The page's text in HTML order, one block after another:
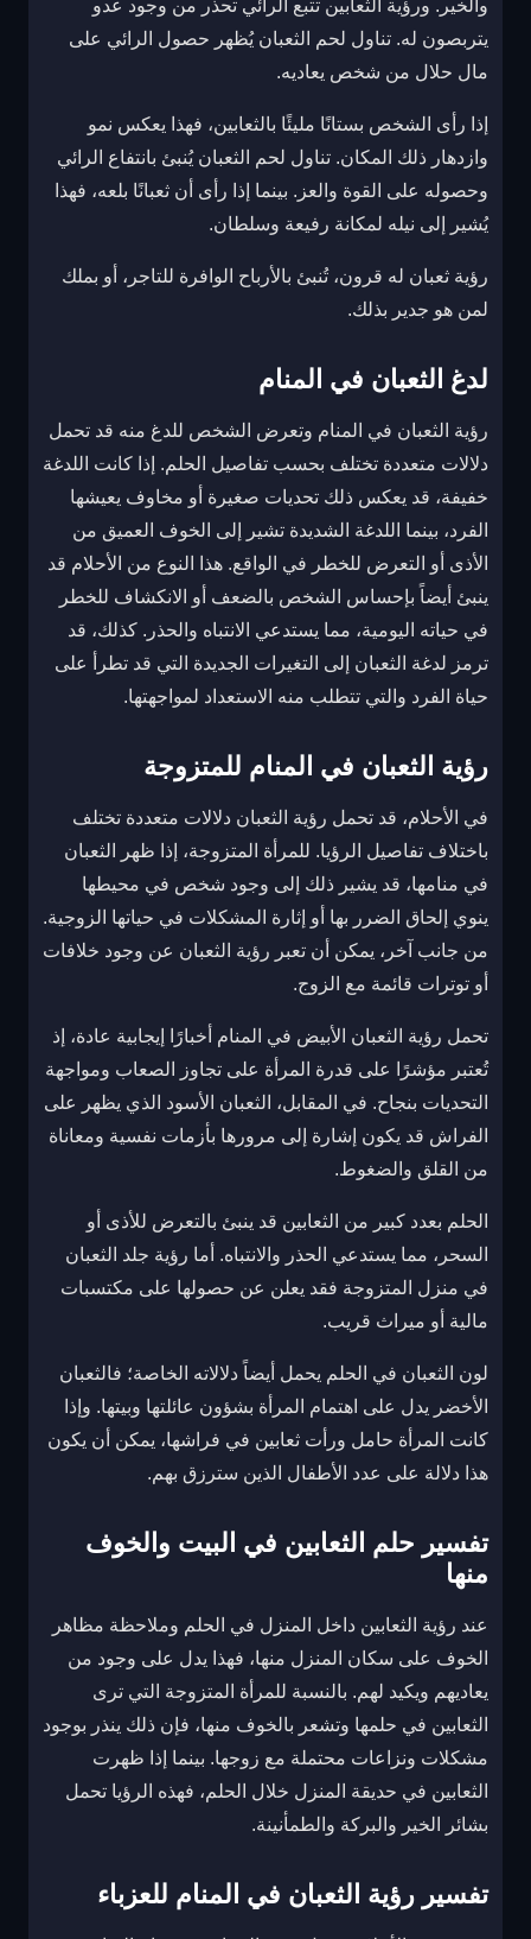
والخير. ورؤية الثعابين تتبع الرائي تحذر من وجود عدو
يتربصون له. تناول لحم الثعبان يُظهر حصول الرائي على
مال حلال من شخص يعاديه.
إذا رأى الشخص بستانًا مليئًا بالثعابين، فهذا يعكس نمو
وازدهار ذلك المكان. تناول لحم الثعبان يُنبئ بانتفاع الرائي
وحصوله على القوة والعز. بينما إذا رأى أن ثعبانًا بلعه، فهذا
يُشير إلى نيله لمكانة رفيعة وسلطان.
رؤية ثعبان له قرون، تُنبئ بالأرباح الوافرة للتاجر، أو بملك
لمن هو جدير بذلك.
لدغ الثعبان في المنام
رؤية الثعبان في المنام وتعرض الشخص للدغ منه قد تحمل
دلالات متعددة تختلف بحسب تفاصيل الحلم. إذا كانت اللدغة
خفيفة، قد يعكس ذلك تحديات صغيرة أو مخاوف يعيشها
الفرد، بينما اللدغة الشديدة تشير إلى الخوف العميق من
الأذى أو التعرض للخطر في الواقع. هذا النوع من الأحلام قد
ينبئ أيضاً بإحساس الشخص بالضعف أو الانكشاف للخطر
في حياته اليومية، مما يستدعي الانتباه والحذر. كذلك، قد
ترمز لدغة الثعبان إلى التغيرات الجديدة التي قد تطرأ على
حياة الفرد والتي تتطلب منه الاستعداد لمواجهتها.
رؤية الثعبان في المنام للمتزوجة
في الأحلام، قد تحمل رؤية الثعبان دلالات متعددة تختلف
باختلاف تفاصيل الرؤيا. للمرأة المتزوجة، إذا ظهر الثعبان
في منامها، قد يشير ذلك إلى وجود شخص في محيطها
ينوي إلحاق الضرر بها أو إثارة المشكلات في حياتها الزوجية.
من جانب آخر، يمكن أن تعبر رؤية الثعبان عن وجود خلافات
أو توترات قائمة مع الزوج.
تحمل رؤية الثعبان الأبيض في المنام أخبارًا إيجابية عادة، إذ
تُعتبر مؤشرًا على قدرة المرأة على تجاوز الصعاب ومواجهة
التحديات بنجاح. في المقابل، الثعبان الأسود الذي يظهر على
الفراش قد يكون إشارة إلى مرورها بأزمات نفسية ومعاناة
من القلق والضغوط.
الحلم بعدد كبير من الثعابين قد ينبئ بالتعرض للأذى أو
السحر، مما يستدعي الحذر والانتباه. أما رؤية جلد الثعبان
في منزل المتزوجة فقد يعلن عن حصولها على مكتسبات
مالية أو ميراث قريب.
لون الثعبان في الحلم يحمل أيضاً دلالاته الخاصة؛ فالثعبان
الأخضر يدل على اهتمام المرأة بشؤون عائلتها وبيتها. وإذا
كانت المرأة حامل ورأت ثعابين في فراشها، يمكن أن يكون
هذا دلالة على عدد الأطفال الذين سترزق بهم.
تفسير حلم الثعابين في البيت والخوف
منها
عند رؤية الثعابين داخل المنزل في الحلم وملاحظة مظاهر
الخوف على سكان المنزل منها، فهذا يدل على وجود من
يعاديهم ويكيد لهم. بالنسبة للمرأة المتزوجة التي ترى
الثعابين في حلمها وتشعر بالخوف منها، فإن ذلك ينذر بوجود
مشكلات ونزاعات محتملة مع زوجها. بينما إذا ظهرت
الثعابين في حديقة المنزل خلال الحلم، فهذه الرؤيا تحمل
بشائر الخير والبركة والطمأنينة.
تفسير رؤية الثعبان في المنام للعزباء